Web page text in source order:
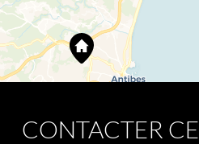
CONTACTER